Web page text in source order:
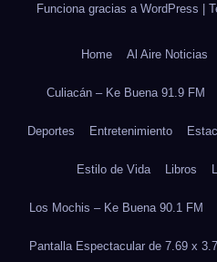
Funciona gracias a WordPress
Home Al Aire Noticias
Culiacán – Ke Buena 91.9 FM
Deportes Entretenimiento
Estilo de Vida Libros
Los Mochis – Ke Buena 90.1 FM
Pantalla Espectacular de 7.69 x